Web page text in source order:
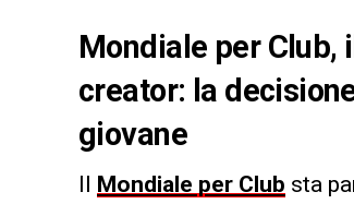
Mondiale per Club,
creator: la
giovane
Il Mondiale per Club sta